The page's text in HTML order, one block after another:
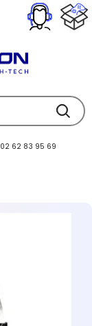
02 62 83 95 69